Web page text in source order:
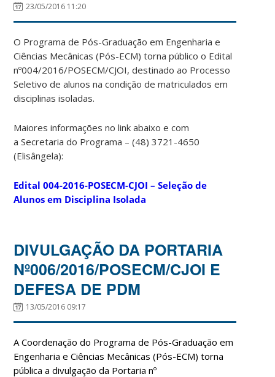
23/05/2016 11:20
O Programa de Pós-Graduação em Engenharia e
Ciências Mecânicas (Pós-ECM) torna público o Edital
nº004/2016/POSECM/CJOI, destinado ao Processo
Seletivo de alunos na condição de matriculados em
disciplinas isoladas.
Maiores informações no link abaixo e com
a Secretaria do Programa – (48) 3721-4650
(Elisângela):
Edital 004-2016-POSECM-CJOI – Seleção de
Alunos em Disciplina Isolada
DIVULGAÇÃO DA PORTARIA
Nº006/2016/POSECM/CJOI E
DEFESA DE PDM
13/05/2016 09:17
A Coordenação do Programa de Pós-Graduação em
Engenharia e Ciências Mecânicas (Pós-ECM) torna
pública a divulgação da Portaria nº